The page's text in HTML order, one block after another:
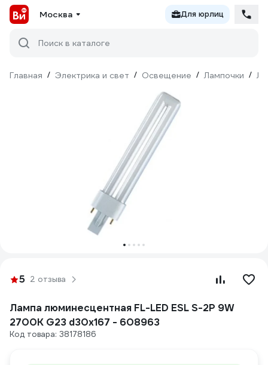
Москва Для юрлиц
Поиск в каталоге
Главная / Электрика и свет / Освещение / Лампочки /
5 2 отзыва
Лампа люминесцентная FL-LED ESL S-2P 9W
2700K G23 d30x167 - 608963
Код товара: 38178186